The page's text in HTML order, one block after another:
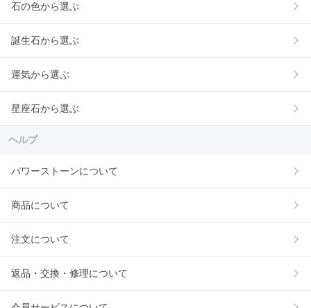
石の色から選ぶ
誕生石から選ぶ
運気から選ぶ
星座石から選ぶ
ヘルプ
パワーストーンについて
商品について
注文について
返品・交換・修理について